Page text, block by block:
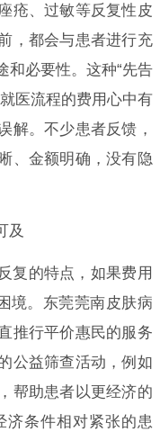
疮、过敏等反复性皮
，都会与患者进行充
和必要性。这种“先告
医流程的费用心中有
解。不少患者反馈，
、金额明确，没有隐
及
复的特点，如果费用
境。东莞莞南皮肤病
推行平价惠民的服务
公益筛查活动，例如
帮助患者以更经济的
济条件相对紧张的患